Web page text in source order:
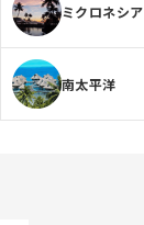
ミクロネシア
南太平洋